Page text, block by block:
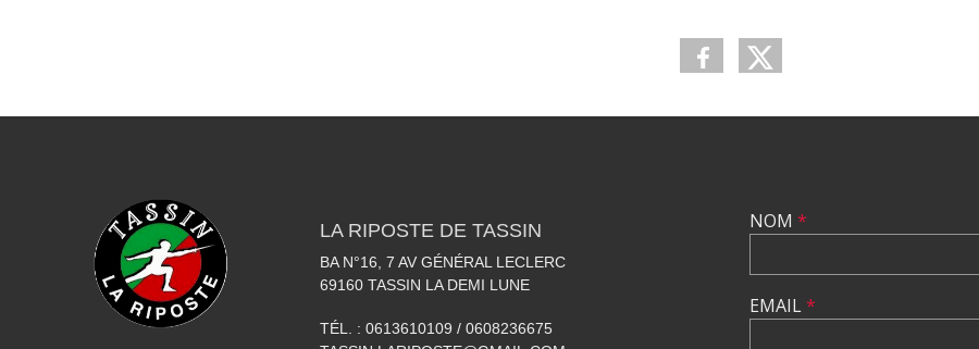
LA RIPOSTE DE TASSIN
BA N°16, 7 AV GÉNÉRAL LECLERC
69160 TASSIN LA DEMI LUNE
TÉL. : 0613610109 / 0608236675
NOM *
EMAIL*